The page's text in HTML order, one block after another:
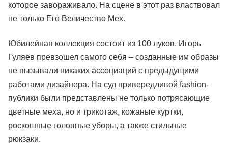
которое завораживало. На сцене в этот раз властвовал
не только Его Величество Мех.
Юбилейная коллекция состоит из 100 луков. Игорь
Гуляев превзошел самого себя – созданные им образы
не вызывали никаких ассоциаций с предыдущими
работами дизайнера. На суд привередливой fashion-
публики были представлены не только потрясающие
цветные меха, но и трикотаж, кожаные куртки,
роскошные головные уборы, а также стильные
рюкзаки.